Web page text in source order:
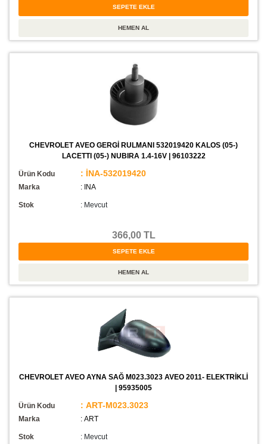
CHEVROLET AVEO GERGİ RULMANI 532019420 KALOS (05-)
LACETTI (05-) NUBIRA 1.4-16V | 96103222
Ürün Kodu : İNA-532019420
Marka : INA
Stok : Mevcut
366,00 TL
CHEVROLET AVEO AYNA SAĞ M023.3023 AVEO 2011- ELEKTRİKLİ
| 95935005
Ürün Kodu : ART-M023.3023
Marka : ART
Stok : Mevcut